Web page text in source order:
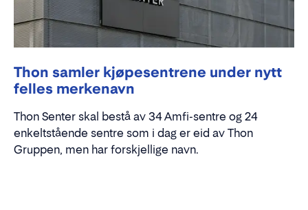
Thon samler kjøpesentrene under nytt
felles merkenavn
Thon Senter skal bestå av 34 Amfi-sentre og 24
enkeltstående sentre som i dag er eid av Thon
Gruppen, men har forskjellige navn.